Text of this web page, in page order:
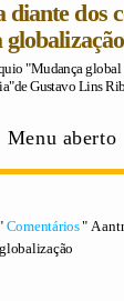
dos
globalização
"Mudança global
Gustavo Lins
Menu aberto
Comentários" A